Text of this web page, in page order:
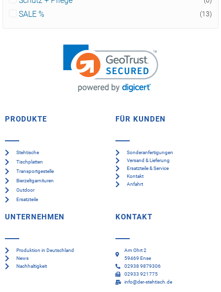
SALE % (13)
PRODUKTE
Stehtische
Tischplatten
Transportgestelle
Bierzeltgarnituren
Outdoor
Ersatzteile
FÜR KUNDEN
Sonderanfertigungen
Versand & Lieferung
Ersatzteile & Service
Kontakt
Anfahrt
UNTERNEHMEN
Produktion in Deutschland
News
Nachhaltigkeit
KONTAKT
Am Ohrt 2
59469 Ense
02938 9879306
02933 921775
info@der-stehtisch.de